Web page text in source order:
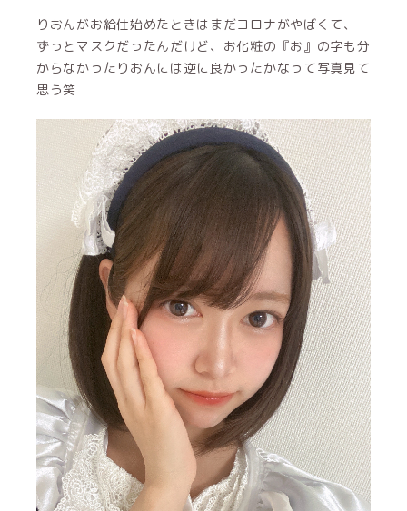
りおんがお給仕始めたときはまだコロナがやばくて、
ずっとマスクだったんだけど、お化粧の『お』の字も分
からなかったりおんには逆に良かったかなって写真見て
思う笑